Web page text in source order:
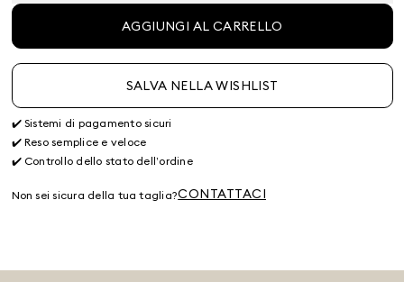
AGGIUNGI AL CARRELLO
SALVA NELLA WISHLIST
✔️ Sistemi di pagamento sicuri
✔️ Reso semplice e veloce
✔️ Controllo dello stato dell’ordine
Non sei sicura della tua taglia?CONTATTACI